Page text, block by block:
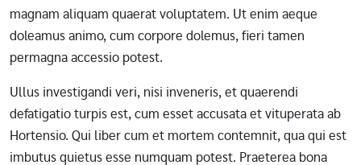
magnam aliquam quaerat voluptatem. Ut enim aeque
doleamus animo, cum corpore dolemus, fieri tamen
permagna accessio potest.
Ullus investigandi veri, nisi inveneris, et quaerendi
defatigatio turpis est, cum esset accusata et vituperata ab
Hortensio. Qui liber cum et mortem contemnit, qua qui est
imbutus quietus esse numquam potest. Praeterea bona